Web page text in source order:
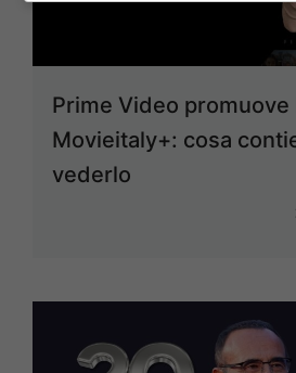
Prime Video promuove
Movieitaly+: cosa
vederlo